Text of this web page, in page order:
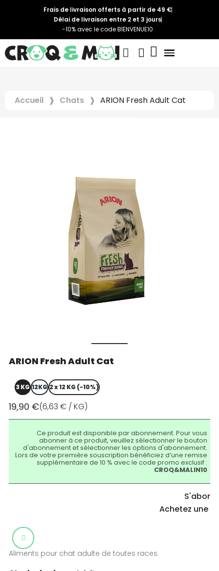
Frais de livraison offerts à partir de 49 €
Délai de livraison entre 2 et 3 jours
-10% avec le code BIENVENUE10
Accueil Chats ARION Fresh Adult Cat
ARION Fresh Adult Cat
Aliments pour chat adulte de toutes races.
3 KG 12KG 2 x 12 KG (-10%)
19,90 €(6,63 € / KG)
Ce produit est disponible par abonnement. Pour vous
abonner à ce produit, veuillez sélectionner le bouton
d'abonnement et sélectionner les options d'abonnement.
Lors de votre première souscription bénéficiez d’une remise
supplémentaire de 10 % avec le code promo exclusif :
CROQ&MALIN10
Achetez une